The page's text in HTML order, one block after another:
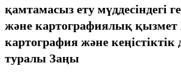
қамтамасыз ету мүддесіндегі
және картографиялық қызмет
картография және кеңістіктік
туралы Заңы